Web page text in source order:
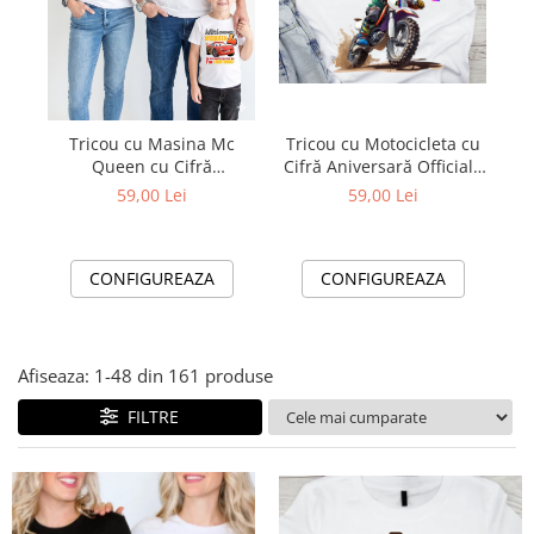
Lenjerii de pat pentru copii
Cadouri Cuplu
Fashion
Pijamale de CRACIUN
Pijamale de dama
Pijamale de barbati
Halate si capoate
WINTER Collection
Halate si pijamale Family
Umbrele
Pijamale de copii
Pijamale BIG SIZE femei
Cadouri ocazii speciale
Tricouri de craciun
Tricou cu Masina Mc
Queen cu Cifră
Aniversară Official|
59,00 Lei
CONFIGUREAZA
Tricou cu Motocicleta cu
Cifră Aniversară Official|
Cadou Personalizat e-
59,00 Lei
CONFIGUREAZA
Afiseaza: 1-48 din 161 produse
FILTRE